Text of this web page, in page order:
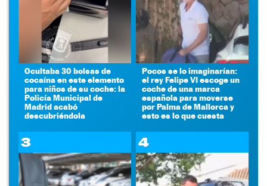
Ocultaba 30 bolsas de
cocaína en este elemento
para niños de su coche: la
Policía Municipal de
Madrid acabó
descubriéndola
Pocos se lo imaginarían:
el rey Felipe VI escoge un
coche de una marca
española para moverse
por Palma de Mallorca y
esto es lo que cuesta
3 4